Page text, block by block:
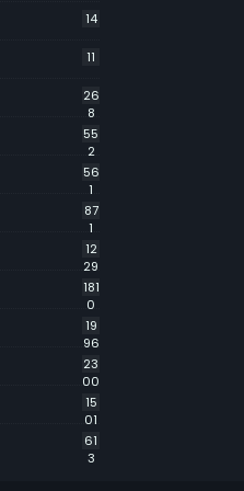
14
11
26
8
55
2
56
1
87
1
12
29
181
0
19
96
23
00
15
01
61
3